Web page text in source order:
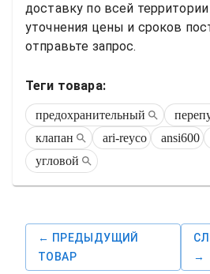
доставку по всей
уточнения цены и сроков
отправьте запрос.
Теги товара:
предохранительный
клапан
ari-reyco ansi600
угловой
← ПРЕДЫДУЩИЙ
ТОВАР
→